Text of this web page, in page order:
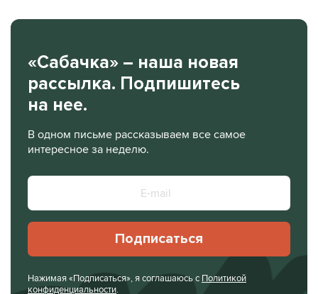
«Сабачка» – наша новая
рассылка. Подпишитесь
на нее.
В одном письме рассказываем все самое
интересное за неделю.
Подписаться
Нажимая «Подписаться», я соглашаюсь с Политикой
конфиденциальности.